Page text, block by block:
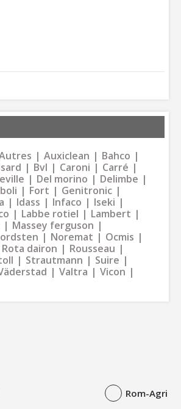
Auxiclean
Bahco
Bvl Caroni
Carré
Del morino
Delimbe
Fort
Genitronic
Idass Infaco
Iseki
Labbe rotiel
Lambert
Massey ferguson
Noremat
Ocmis
Rota dairon
Rousseau
Strautmann
Suire
Valtra
Vicon
Rom-Agri